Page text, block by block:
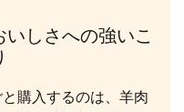
しさへの強いこ
購入するのは、羊肉